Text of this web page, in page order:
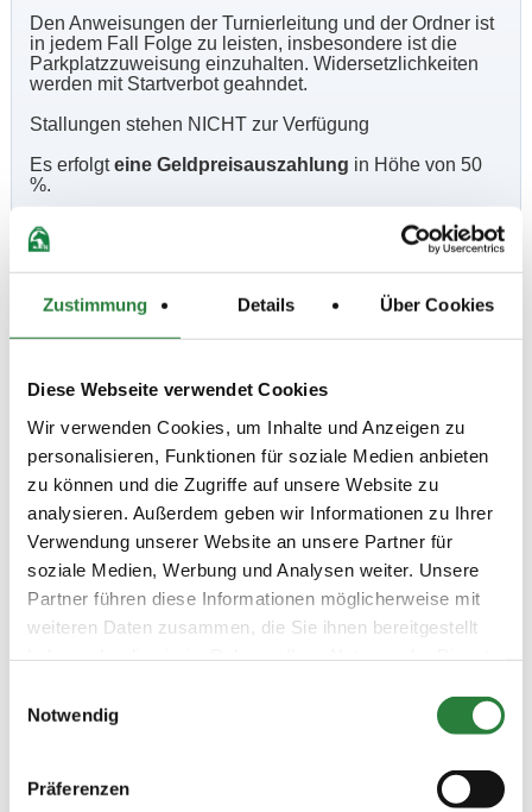
Zustimmung Details Über Cookies
Diese Webseite verwendet Cookies
Wir verwenden Cookies, um Inhalte und Anzeigen zu
personalisieren, Funktionen für soziale Medien anbieten
zu können und die Zugriffe auf unsere Website zu
analysieren. Außerdem geben wir Informationen zu Ihrer
Verwendung unserer Website an unsere Partner für
soziale Medien, Werbung und Analysen weiter. Unsere
Partner führen diese Informationen möglicherweise mit
weiteren Daten zusammen, die Sie ihnen bereitgestellt
Notwendig
Präferenzen
Den Anweisungen der Turnierleitung und der Ordner ist
in jedem Fall Folge zu leisten, insbesondere ist die
Parkplatzzuweisung einzuhalten. Widersetzlichkeiten
werden mit Startverbot geahndet.
Stallungen stehen NICHT zur Verfügung
Es erfolgteine Geldpreisauszahlung in Höhe von 50
%.
Hufschmied ist vor Ort
Springen: 55 m x 45 m - Sand (Dispens der LK)
Abreiteplatz Springen: 20x60m Sand
Abreiteplatz Dressur: 55x45m Sand
Vorläufige Zeitenteilung:
Sa. vorm.: 1,2,3; nachm.: 4,5,6
So. vorm.: 7,8,9; nachm.: 10,11
Zu den Ergebnissen auf www.fn-erfolgsdaten.de